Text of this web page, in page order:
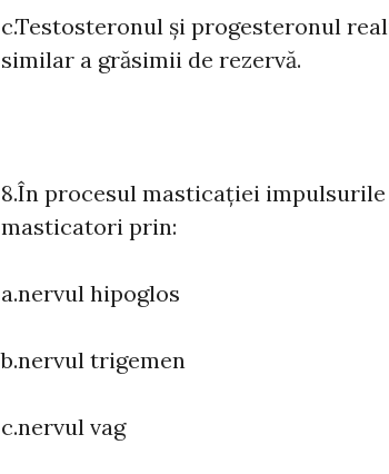
c.Testosteronul și progesteronul
similar a grăsimii de rezervă.
8.În procesul masticației
masticatori prin:
a.nervul hipoglos
b.nervul trigemen
c.nervul vag